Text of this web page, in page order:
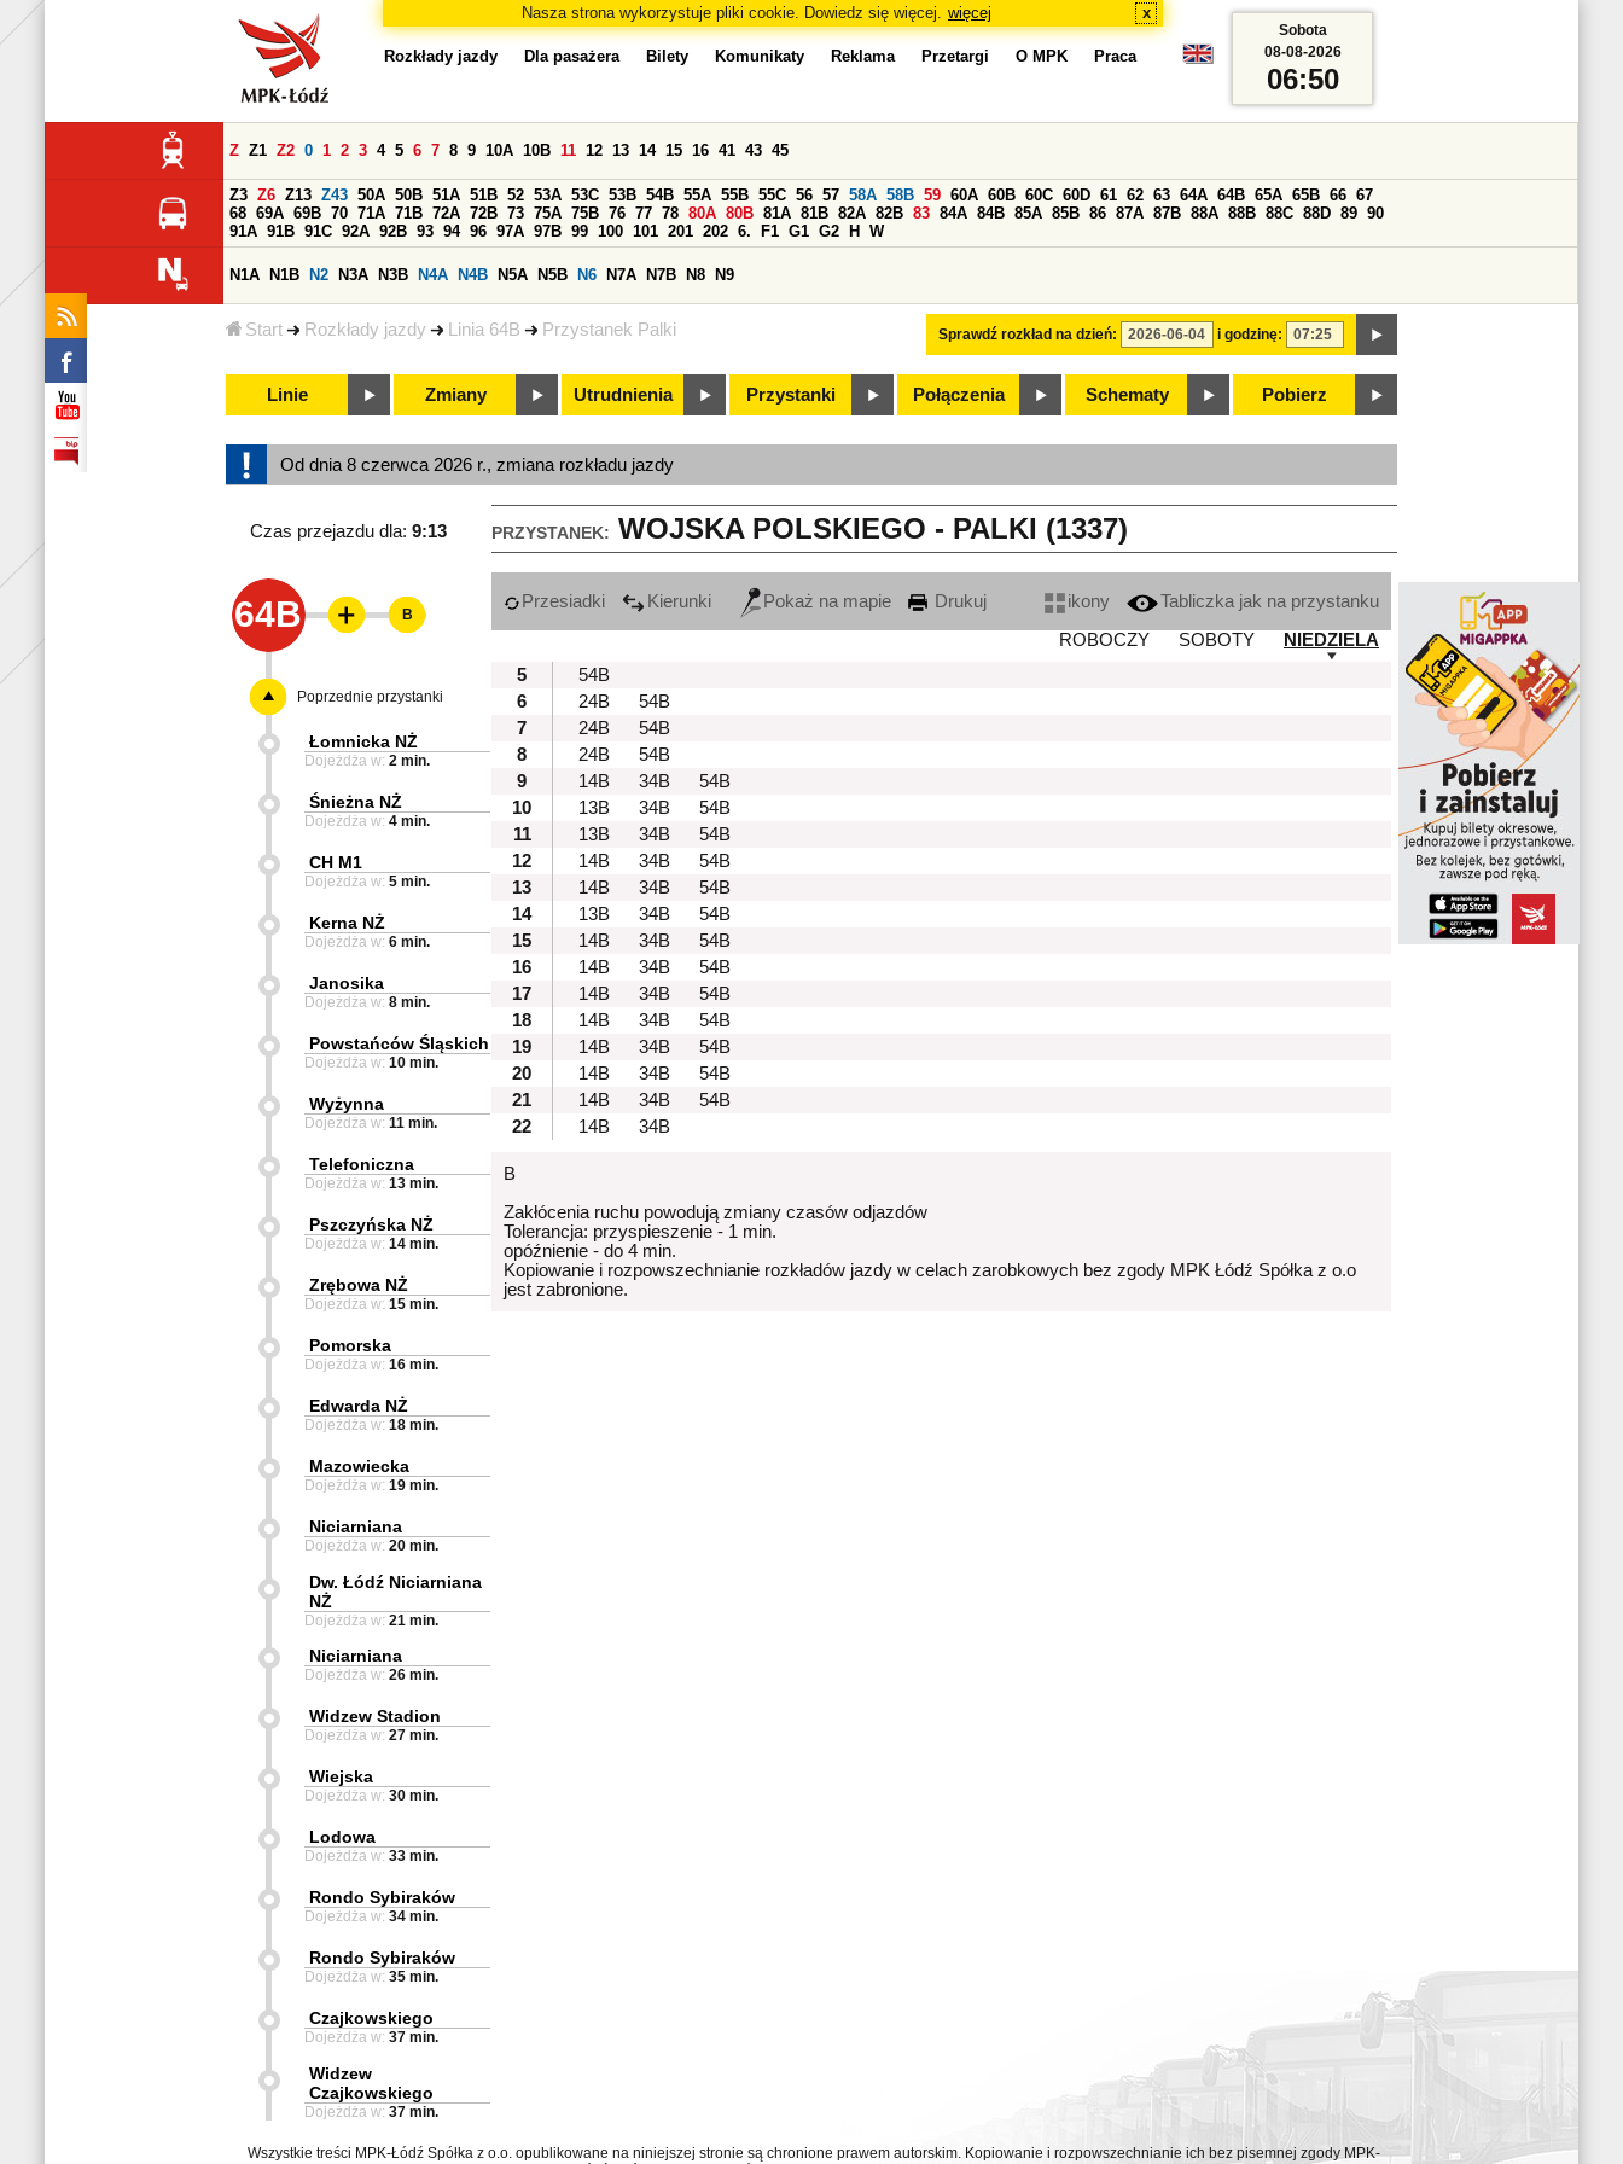
Nasza strona wykorzystuje pliki cookie. Dowiedz się więcej. więcej x
Start Rozkłady jazdy Linia 64B Przystanek Palki
Rozkłady jazdy Dla pasażera Bilety Komunikaty Reklama Przetargi O MPK Praca
Sprawdź rozkład na dzień: i godzinę:
Z Z1 Z2 0 1 2 3 4 5 6 7 8 9 10A 10B 11 12 13 14 15 16 41 43 45
Z3 Z6 Z13 Z43 50A 50B 51A 51B 52 53A 53C 53B 54B 55A 55B 55C 56 57 58A 58B 59 60A 60B 60C 60D 61 62 63 64A 64B 65A 65B 66 67
68 69A 69B 70 71A 71B 72A 72B 73 75A 75B 76 77 78 80A 80B 81A 81B 82A 82B 83 84A 84B 85A 85B 86 87A 87B 88A 88B 88C 88D 89 90
91A 91B 91C 92A 92B 93 94 96 97A 97B 99 100 101 201 202 6. F1 G1 G2 H W
N1A N1B N2 N3A N3B N4A N4B N5A N5B N6 N7A N7B N8 N9
Linie Zmiany Utrudnienia Przystanki Połączenia Schematy Pobierz
Sobota
08-08-2026
06:50
Od dnia 8 czerwca 2026 r., zmiana rozkładu jazdy
PRZYSTANEK: WOJSKA POLSKIEGO - PALKI (1337)
Czas przejazdu dla: 9:13
64B Przesiadki Kierunki Pokaż na mapie Drukuj ikony
Tabliczka jak na przystanku
ROBOCZY
SOBOTY
NIEDZIELA
5
54B
6
24B
54B
7
24B
54B
8
24B
54B
9
14B 34B
54B
10
13B 34B
54B
11
13B 34B
54B
12
14B 34B
54B
13
14B 34B
54B
14
13B 34B
54B
15
14B 34B
54B
16
14B 34B
54B
17
14B 34B
54B
18
14B 34B
54B
19
14B 34B
54B
20
14B 34B
54B
21
14B 34B
54B
22
14B 34B
B
Zakłócenia ruchu powodują zmiany czasów odjazdów
Tolerancja: przyspieszenie - 1 min.
opóźnienie - do 4 min.
Kopiowanie i rozpowszechnianie rozkładów jazdy w celach zarobkowych bez zgody MPK Łódź Spółka z o.o
jest zabronione.
B
Poprzednie przystanki
Łomnicka NŻ
Dojeżdża w: 2 min.
Śnieżna NŻ
Dojeżdża w: 4 min.
CH M1
Dojeżdża w: 5 min.
Kerna NŻ
Dojeżdża w: 6 min.
Janosika
Dojeżdża w: 8 min.
Powstańców Śląskich
Dojeżdża w: 10 min.
Wyżynna
Dojeżdża w: 11 min.
Telefoniczna
Dojeżdża w: 13 min.
Pszczyńska NŻ
Dojeżdża w: 14 min.
Zrębowa NŻ
Dojeżdża w: 15 min.
Pomorska
Dojeżdża w: 16 min.
Edwarda NŻ
Dojeżdża w: 18 min.
Mazowiecka
Dojeżdża w: 19 min.
Niciarniana
Dojeżdża w: 20 min.
Dw. Łódź Niciarniana
NŻ
Dojeżdża w: 21 min.
Niciarniana
Dojeżdża w: 26 min.
Widzew Stadion
Dojeżdża w: 27 min.
Wiejska
Dojeżdża w: 30 min.
Lodowa
Dojeżdża w: 33 min.
Rondo Sybiraków
Dojeżdża w: 34 min.
Rondo Sybiraków
Dojeżdża w: 35 min.
Czajkowskiego
Dojeżdża w: 37 min.
Widzew
Czajkowskiego
Dojeżdża w: 37 min.
Wszystkie treści MPK-Łódź Spółka z o.o. opublikowane na niniejszej stronie są chronione prawem autorskim. Kopiowanie i rozpowszechnianie ich bez pisemnej zgody MPK-